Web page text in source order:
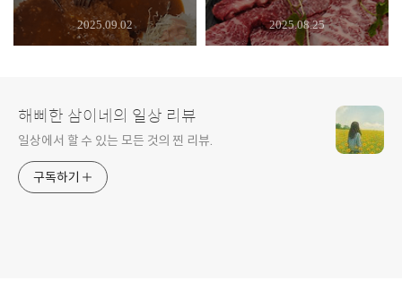
2025.09.02 2025.08.25
해삐한 삼이네의 일상 리뷰
일상에서 할 수 있는 모든 것의 찐 리뷰.
구독하기